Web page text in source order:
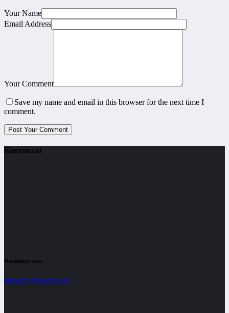
Your Name
Email Address
Your Comment
Save my name and email in this browser for the next time I
comment.
Контакты
Напишите нам
info@zenit-penza.ru